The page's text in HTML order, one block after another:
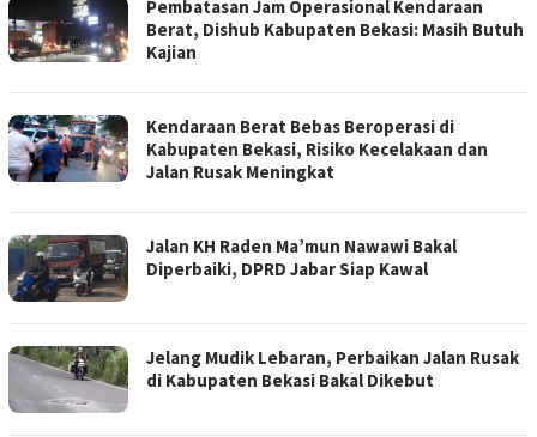
Pembatasan Jam Operasional Kendaraan
Berat, Dishub Kabupaten Bekasi: Masih Butuh
Kajian
Kendaraan Berat Bebas Beroperasi di
Kabupaten Bekasi, Risiko Kecelakaan dan
Jalan Rusak Meningkat
Jalan KH Raden Ma’mun Nawawi Bakal
Diperbaiki, DPRD Jabar Siap Kawal
Jelang Mudik Lebaran, Perbaikan Jalan Rusak
di Kabupaten Bekasi Bakal Dikebut